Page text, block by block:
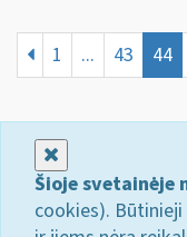
1 ... 43 44
Šioje svetainėje
cookies).